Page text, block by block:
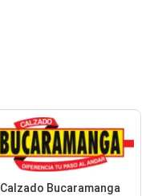
Calzado Bucaramanga